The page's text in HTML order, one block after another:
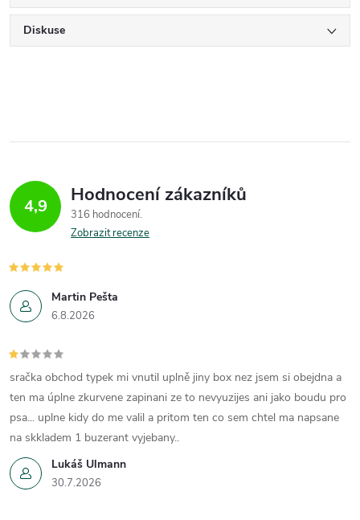
Diskuse
4,9 Hodnocení zákazníků
316 hodnocení
Zobrazit recenze
Martin Pešta
6.8.2026
Lukáš Ulmann
30.7.2026
sračka obchod typek mi vnutil uplně jiny box nez jsem si obejdna a
ten ma úplne zkurvene zapinani ze to nevyuzijes ani jako boudu pro
psa... uplne kidy do me valil a pritom ten co sem chtel ma napsane
na skkladem 1 buzerant vyjebany..